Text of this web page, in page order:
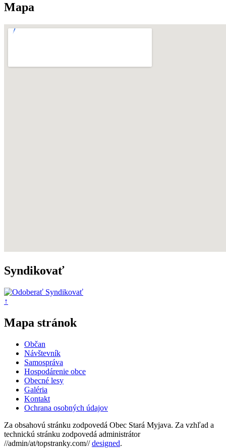
Mapa
Syndikovať
↑
Mapa stránok
Občan
Návštevník
Samospráva
Hospodárenie obce
Obecné lesy
Galéria
Kontakt
Ochrana osobných údajov
Za obsahovú stránku zodpovedá Obec Stará Myjava. Za vzhľad a
technickú stránku zodpovedá administrátor
//admin/at/topstranky.com//designed.